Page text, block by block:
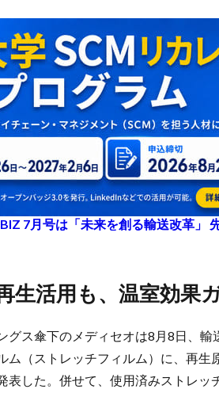
7月号は「未来を創る輸送改革」
再生活用も、温室効果
グス傘下のメディセオは8月8日、
ム（ストレッチフィルム）に、再
表した。併せて、使用済みストレッ